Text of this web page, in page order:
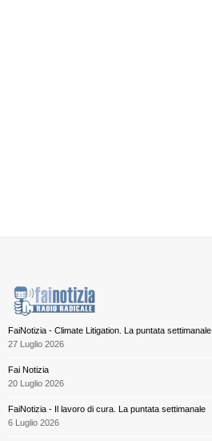
FaiNotizia - Climate Litigation. La puntata settimanale
27 Luglio 2026
Fai Notizia
20 Luglio 2026
FaiNotizia - Il lavoro di cura. La puntata settimanale
6 Luglio 2026